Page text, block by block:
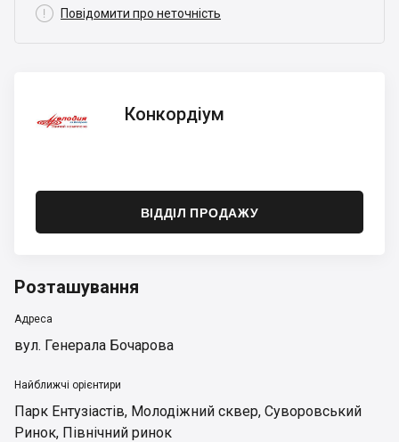
 Повідомити про неточність
Конкордіум
ВІДДІЛ ПРОДАЖУ
Розташування
Адреса
вул. Генерала Бочарова
Найближчі орієнтири
Парк Ентузіастів, Молодіжний сквер, Суворовський
Ринок, Північний ринок